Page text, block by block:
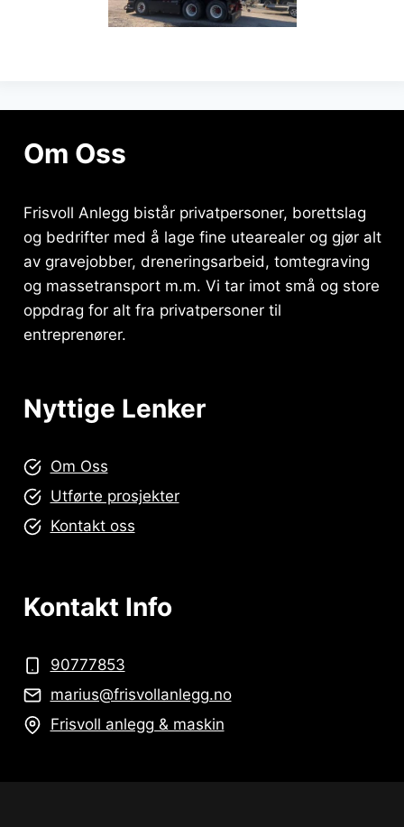
Om Oss
Frisvoll Anlegg bistår privatpersoner, borettslag
og bedrifter med å lage fine utearealer og gjør alt
av gravejobber, dreneringsarbeid, tomtegraving
og massetransport m.m. Vi tar imot små og store
oppdrag for alt fra privatpersoner til
entreprenører.
Nyttige Lenker
Om Oss
Utførte prosjekter
Kontakt oss
Kontakt Info
90777853
marius@frisvollanlegg.no
Frisvoll anlegg & maskin